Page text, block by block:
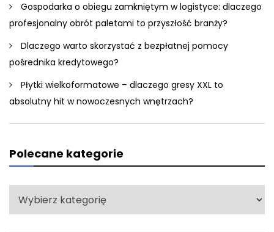
Gospodarka o obiegu zamkniętym w logistyce: dlaczego
profesjonalny obrót paletami to przyszłość branży?
Dlaczego warto skorzystać z bezpłatnej pomocy
pośrednika kredytowego?
Płytki wielkoformatowe – dlaczego gresy XXL to
absolutny hit w nowoczesnych wnętrzach?
Polecane kategorie
Polecane
kategorie